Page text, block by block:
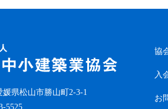
媛県松山市勝山町2-3-1
5525
協
入
お